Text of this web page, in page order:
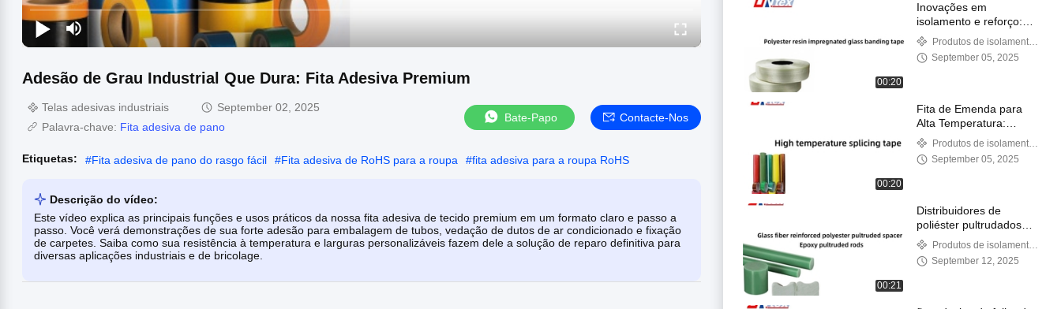
Adesão de Grau Industrial Que Dura: Fita Adesiva Premium
Telas adesivas industriais
September 02, 2025
Palavra-chave: Fita adesiva de pano
Bate-Papo Contacte-Nos
Etiquetas: #Fita adesiva de pano do rasgo fácil #Fita adesiva de RoHS para a roupa #fita adesiva para a roupa RoHS
Descrição do vídeo:
Este vídeo explica as principais funções e usos práticos da nossa fita adesiva de tecido premium em um formato claro e passo a
passo. Você verá demonstrações de sua forte adesão para embalagem de tubos, vedação de dutos de ar condicionado e fixação
de carpetes. Saiba como sua resistência à temperatura e larguras personalizáveis ​​fazem dele a solução de reparo definitiva para
diversas aplicações industriais e de bricolage.
00:20
Inovações em
isolamento e reforço:
fita de vidro impregnada
de resina de poliéster
Produtos de isolamento
elétricoSeptember 05, 2025
00:20
Fita de Emenda para
Alta Temperatura:
Desempenho Superior
para Ambientes
Extremos
Produtos de isolamento
elétricoSeptember 05, 2025
00:21
Distribuidores de
poliéster pultrudados
reforçados com fibras
de vidro e hastes
pultrudadas de epoxi
Produtos de isolamento
elétricoSeptember 12, 2025